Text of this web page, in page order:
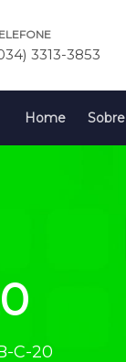
3313-3853
Home Sobre
C-20